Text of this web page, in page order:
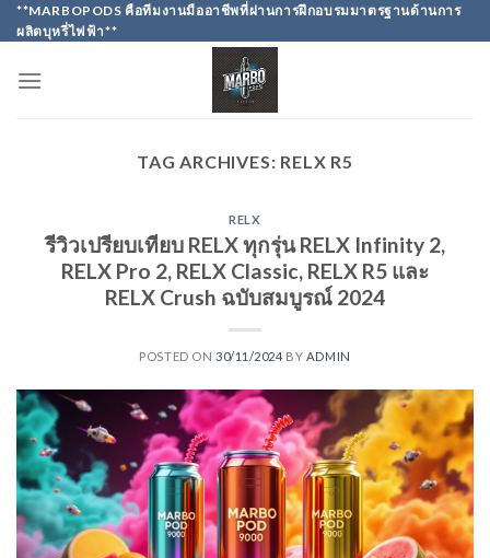
Skip
to
**MARBOPODS คือทีมงานมืออาชีพที่ผ่านการฝึกอบรมมาตรฐานด้านการ
ผลิตบุหรี่ไฟฟ้า**
TAG ARCHIVES: RELX R5
RELX
รีวิวเปรียบเทียบ RELX ทุกรุ่น RELX Infinity 2,
RELX Pro 2, RELX Classic, RELX R5 และ
RELX Crush ฉบับสมบูรณ์ 2024
POSTED ON 30/11/2024 BY ADMIN